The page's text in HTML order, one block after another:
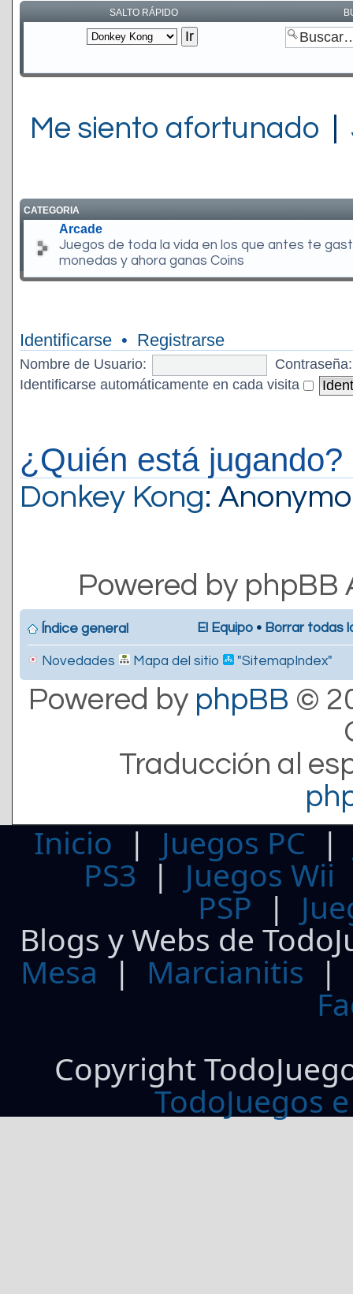
SALTO RÁPIDO
Me siento afortunado
CATEGORIA
Arcade
Juegos de toda la vida en los que antes te
monedas y ahora ganas Coins
Identificarse • Registrarse
Nombre de Usuario:
Contraseña:
Identificarse automáticamente en cada visita
¿Quién está jugando?
Donkey Kong:
Powered by
Índice general El Equipo • Borrar todas
Novedades Mapa del sitio "SitemapIndex"
Powered by phpBB ©
Traducción al
Inicio | Juegos PC
PS3| Juegos Wii
PSP |
Blogs y Webs de
Mesa | Marcianitis |
Copyright
TodoJuegos